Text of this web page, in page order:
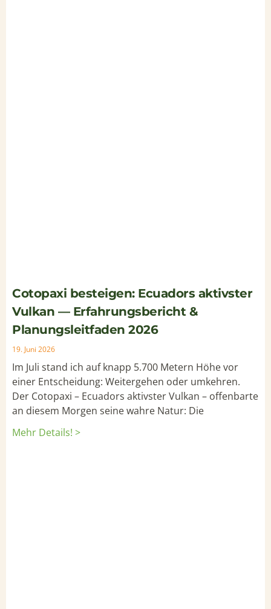
Cotopaxi besteigen: Ecuadors aktivster
Vulkan — Erfahrungsbericht &
Planungsleitfaden 2026
19. Juni 2026
Im Juli stand ich auf knapp 5.700 Metern Höhe vor
einer Entscheidung: Weitergehen oder umkehren.
Der Cotopaxi – Ecuadors aktivster Vulkan – offenbarte
an diesem Morgen seine wahre Natur: Die
Mehr Details! >